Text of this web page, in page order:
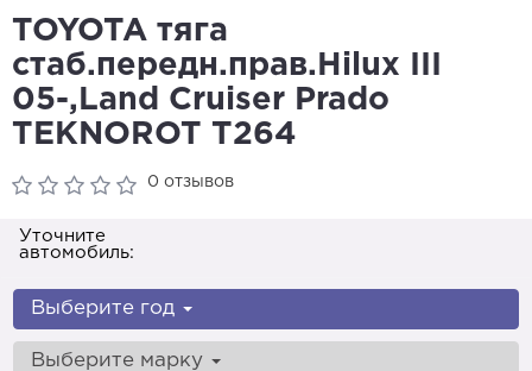
TOYOTA тяга
стаб.передн.прав.Hilux III
05-,Land Cruiser Prado
TEKNOROT T264
0 отзывов
Уточните
автомобиль:
Выберите год
Выберите марку